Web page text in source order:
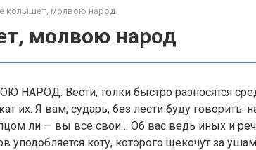
колышет, молвою народ
молвою народ
Вести, толки быстро разносятся
их. Я вам, сударь, без лести буду говорить:
ли — вы все свои… Об вас ведь иных и
уподобляется коту, которого щекочут за